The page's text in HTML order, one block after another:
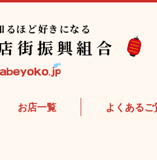
るほど好きになる
街振興組合
お店⼀覧 よくあるご